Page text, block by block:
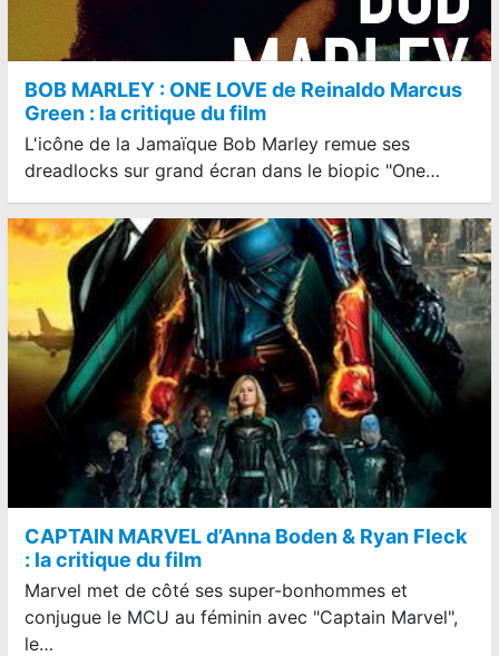
BOB MARLEY : ONE LOVE de Reinaldo Marcus
Green : la critique du film
L'icône de la Jamaïque Bob Marley remue ses
dreadlocks sur grand écran dans le biopic "One…
CAPTAIN MARVEL d’Anna Boden & Ryan Fleck
: la critique du film
Marvel met de côté ses super-bonhommes et
conjugue le MCU au féminin avec "Captain Marvel",
le…